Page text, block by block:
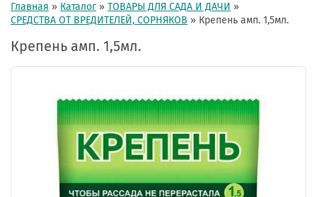
Главная » Каталог » ТОВАРЫ ДЛЯ САДА И ДАЧИ »
СРЕДСТВА ОТ ВРЕДИТЕЛЕЙ, СОРНЯКОВ » Крепень амп. 1,5мл.
Крепень амп. 1,5мл.